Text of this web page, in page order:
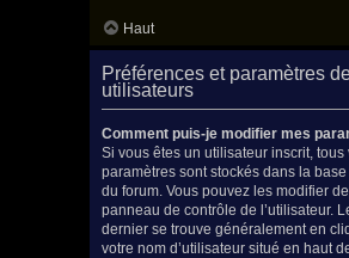
Haut
Préférences et paramètres
utilisateurs
Comment puis-je modifier mes
Si vous êtes un utilisateur inscrit, tous
paramètres sont stockés dans la
du forum. Vous pouvez les modifier
panneau de contrôle de l’utilisateur.
dernier se trouve généralement en
votre nom d’utilisateur situé en haut